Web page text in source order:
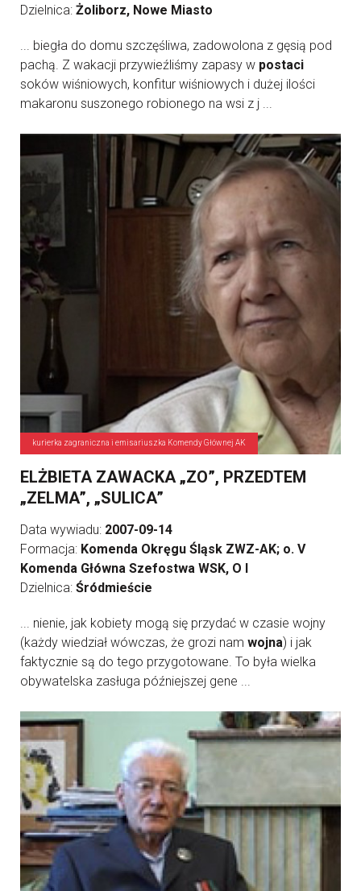
Dzielnica: Żoliborz, Nowe Miasto
... biegła do domu szczęśliwa, zadowolona z gęsią pod
pachą. Z wakacji przywieźliśmy zapasy w postaci
soków wiśniowych, konfitur wiśniowych i dużej ilości
makaronu suszonego robionego na wsi z j ...
kurierka zagraniczna i emisariuszka Komendy Głównej AK
ELŻBIETA ZAWACKA „ZO”, PRZEDTEM
„ZELMA”, „SULICA”
Data wywiadu: 2007-09-14
Formacja: Komenda Okręgu Śląsk ZWZ-AK; o. V
Komenda Główna Szefostwa WSK, O I
Dzielnica: Śródmieście
... nienie, jak kobiety mogą się przydać w czasie wojny
(każdy wiedział wówczas, że grozi nam wojna) i jak
faktycznie są do tego przygotowane. To była wielka
obywatelska zasługa późniejszej gene ...